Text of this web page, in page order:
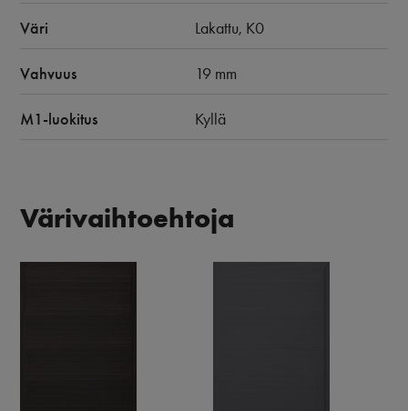
Väri Lakattu, K0
Vahvuus 19 mm
M1-luokitus Kyllä
Värivaihtoehtoja